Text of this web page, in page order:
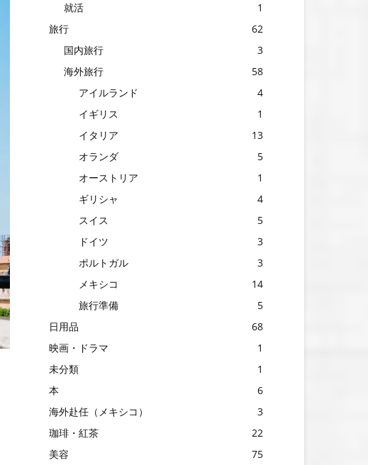
就活
1
旅行
62
国内旅行
3
海外旅行
58
アイルランド
4
イギリス
1
イタリア
13
オランダ
5
オーストリア
1
ギリシャ
4
スイス
5
ドイツ
3
ポルトガル
3
メキシコ
14
旅行準備
5
日用品
68
映画・ドラマ
1
未分類
1
本
6
海外赴任（メキシコ）
3
珈琲・紅茶
22
美容
75